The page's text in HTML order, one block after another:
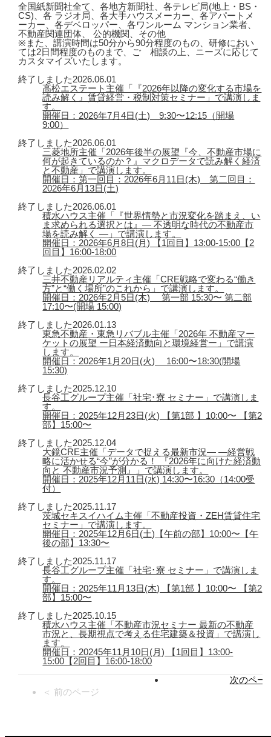
全国紙新聞社全て、各地方新聞社、各テレビ局(地上・BS・
CS)、各 ラジオ局、各大手ハウスメーカー、各アパートメ
ーカー、各デベロッパー、各ワンルーム マンション業者、
不動産関連団体、 公的機関、その他
※また、講演時間は50分から90分程度のもの、研修におい
ては2日間程度のものまで、ご゙相談の上、ニーズに応じて
カスタマイズいたします。
終了しました2026.06.01
高松エステート主催「『2026年以降の変化する市場を
読み解く』賃貸経営・税制対策セミナー」で講演しま
す。
開催日：2026年7月4日(土) 9:30〜12:15（開場
9:00）
終了しました2026.06.01
三菱地所主催「2026年後半の展望『今、不動産市場に
何が起きているのか？』マクロデータで読み解く経済
と不動産」で講演します。
開催日：第一回目：2026年6月11日(木) 第二回目：
2026年6月13日(土)
終了しました2026.06.01
積水ハウス主催「『世界情勢と市況変化を踏まえ、い
ま求められる選択とは』― 不透明な時代の不動産市
場を読み解く ―」で講演します。
開催日：2026年6月8日(月) 【1回目】13:00-15:00【2
回目】16:00-18:00
終了しました2026.02.02
三井不動産リアルティ主催「CRE戦略で変わる“働き
方”と“働く場所”のこれから」で講演します。
開催日：2026年2月5日(木) 第一部 15:30〜 第二部
17:10〜(開場 15:00)
終了しました2026.01.13
東急不動産・東急リバブル主催「2026年 不動産マー
ケットの展望 ー日本経済動向と環境経営ー」で講演
します。
開催日：2026年1月20日(火) 16:00〜18:30(開場
15:30)
終了しました2025.12.10
長谷工グループ主催「社宅･寮 セミナー」で講演しま
す。
開催日：2025年12月23日(火) 【第1部 】10:00〜 【第2
部】15:00〜
終了しました2025.12.04
大鏡CRE主催「データで捉える最新市況― ―経営戦
略に活かせる“今”が分かる！ 『2026年に向けた経済動
向と 不動産市況予測』」で講演します。
開催日：2025年12月11日(水) 14:30〜16:30（14:00受
付）
終了しました2025.11.17
茨城セキスイハイム主催「不動産投資・ZEH賃貸住宅
セミナー」で講演します。
開催日：2025年12月6日(土)【午前の部】10:00〜【午
後の部】13:30〜
終了しました2025.11.17
長谷工グループ主催「社宅･寮 セミナー」で講演しま
す。
開催日：2025年11月13日(木) 【第1部 】10:00〜 【第2
部】15:00〜
終了しました2025.10.15
積水ハウス主催「不動産市況セミナー 最新の不動産
市況と、長期視点で考える住宅建築＆投資」で講演し
ます。
開催日：20245年11月10日(月) 【1回目】13:00-
15:00【2回目】16:00-18:00
＜ 前のページ
次のペー